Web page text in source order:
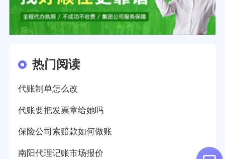
热门阅读
代账制单怎么改
代账要把发票章给她吗
保险公司索赔款如何做账
南阳代理记账市场报价